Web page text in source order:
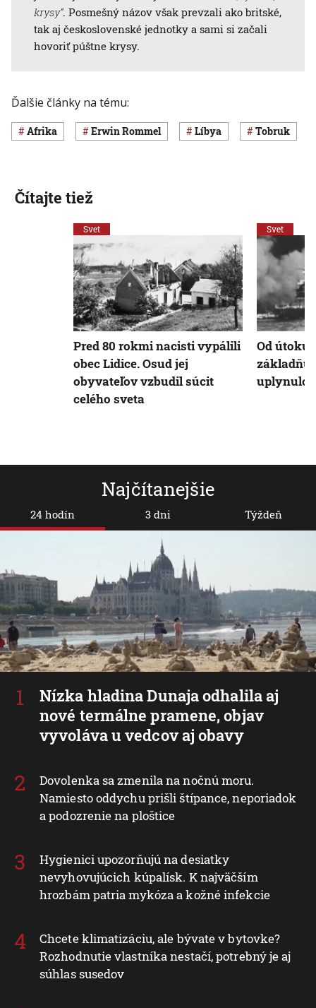
krysy“. Posmešný názov však prevzali ako britské,
tak aj československé jednotky a sami si začali
hovoriť púštne krysy.
Ďalšie články na tému:
Afrika Erwin Rommel Líbya Tobruk
Najčítanejšie
24 hodín
Nízka hladina Dunaja odhalila aj
nové termálne pramene, objav
vyvoláva u vedcov aj obavy
Dovolenka sa zmenila na nočnú moru.
Namiesto oddychu prišli štípance, neporiadok
a podozrenie na ploštice
Hygienici upozorňujú na desiatky
nevyhovujúcich kúpalísk. K najväčším
hrozbám patria mykóza a kožné infekcie
Chcete klimatizáciu, ale bývate v bytovke?
Rozhodnutie vlastníka nestačí, potrebný je aj
súhlas susedov
3 dni Týždeň
Čítajte tiež
Svet
Pred 80 rokmi nacisti vypálili
obec Lidice. Osud jej
obyvateľov vzbudil súcit
celého sveta
Svet
Od útoku
základňu
uplynulo